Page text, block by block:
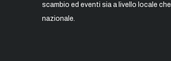
scambio ed eventi sia a livello locale che
nazionale.